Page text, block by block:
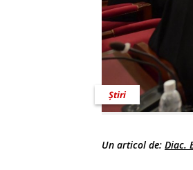
Știri
Un articol de: Diac.